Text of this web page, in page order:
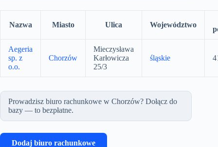
Nazwa Miasto Ulica Województwo
Aegeria
sp. z
o.o.
Chorzów
Mieczysława
Karłowicza
25/3
śląskie
Prowadzisz biuro rachunkowe w Chorzów? Dołącz do
bazy — to bezpłatne.
Dodaj biuro rachunkowe